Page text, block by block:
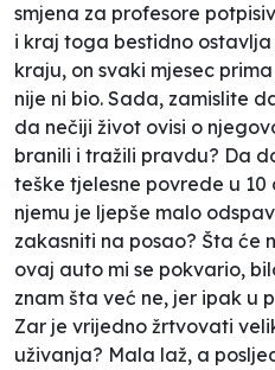
smjena za profesore
i kraj toga bestidno ostavlja
kraju, on svaki mjesec
nije ni bio. Sada, zamislite
da nečiji život ovisi o
branili i tražili pravdu? Da
teške tjelesne povrede u
njemu je ljepše malo
zakasniti na posao? Šta će
ovaj auto mi se pokvario,
znam šta već ne, jer ipak u
Zar je vrijedno žrtvovati
uživanja? Mala laž, a